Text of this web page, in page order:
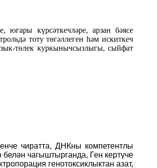
күрсәткечләре, арзан бәясе
тоту төгәллеген һәм искиткеч
төлек куркынычсызлыгы, сыйфат
чиратта, ДНКны компетентлы
белән чагыштырганда, Ген кертүче
генотоксиклыктан азат,